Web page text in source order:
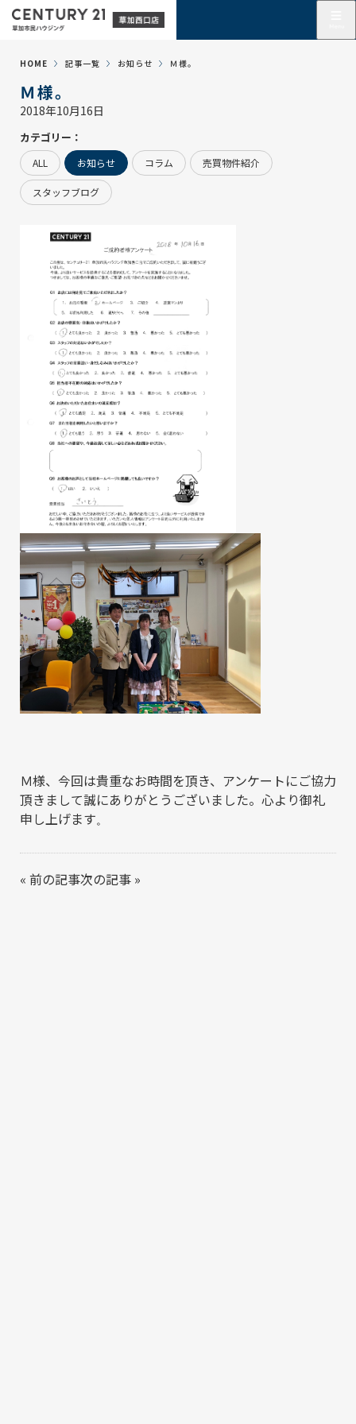
HOME 記事一覧 お知らせ Ｍ様。
Ｍ様。
2018年10月16日
カテゴリー：
ALL お知らせ コラム 売買物件紹介
スタッフブログ
Ｍ様、今回は貴重なお時間を頂き、アンケートにご協力
頂きまして誠にありがとうございました。心より御礼
申し上げます。
« 前の記事次の記事 »